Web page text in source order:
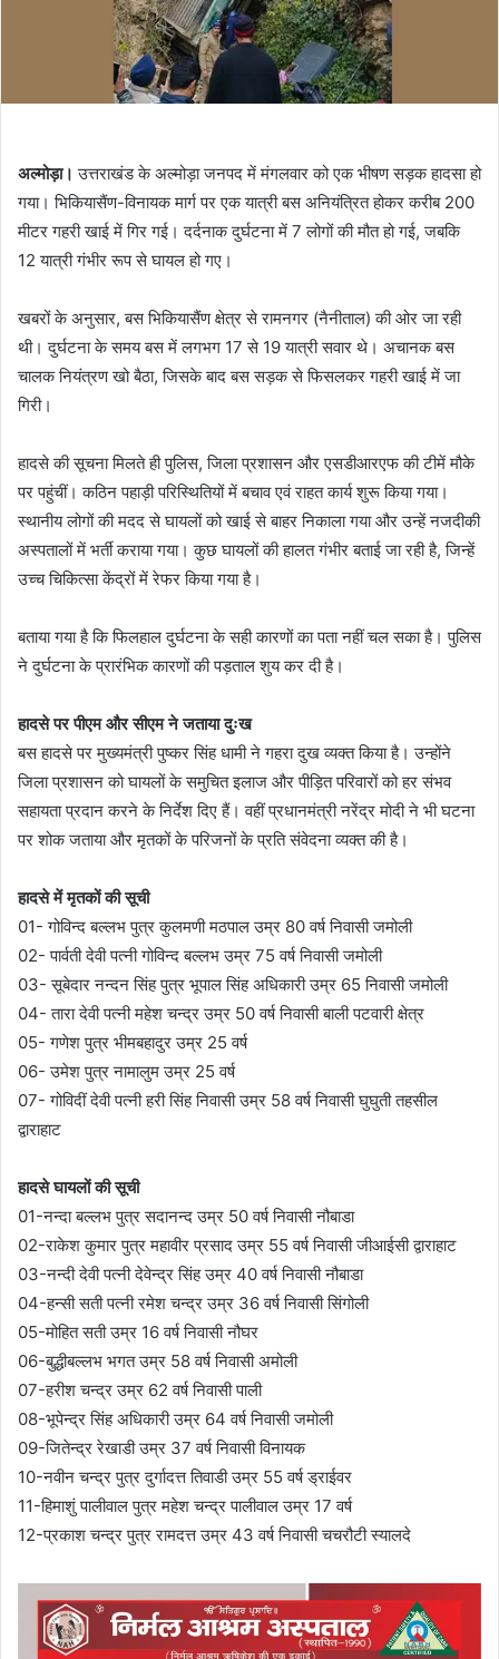
अल्मोड़ा। उत्तराखंड के अल्मोड़ा जनपद में मंगलवार को एक भीषण सड़क हादसा हो
गया। भिकियासैंण-विनायक मार्ग पर एक यात्री बस अनियंत्रित होकर करीब 200
मीटर गहरी खाई में गिर गई। दर्दनाक दुर्घटना में 7 लोगों की मौत हो गई, जबकि
12 यात्री गंभीर रूप से घायल हो गए।
खबरों के अनुसार, बस भिकियासैंण क्षेत्र से रामनगर (नैनीताल) की ओर जा रही
थी। दुर्घटना के समय बस में लगभग 17 से 19 यात्री सवार थे। अचानक बस
चालक नियंत्रण खो बैठा, जिसके बाद बस सड़क से फिसलकर गहरी खाई में जा
गिरी।
हादसे की सूचना मिलते ही पुलिस, जिला प्रशासन और एसडीआरएफ की टीमें मौके
पर पहुंचीं। कठिन पहाड़ी परिस्थितियों में बचाव एवं राहत कार्य शुरू किया गया।
स्थानीय लोगों की मदद से घायलों को खाई से बाहर निकाला गया और उन्हें नजदीकी
अस्पतालों में भर्ती कराया गया। कुछ घायलों की हालत गंभीर बताई जा रही है, जिन्हें
उच्च चिकित्सा केंद्रों में रेफर किया गया है।
बताया गया है कि फिलहाल दुर्घटना के सही कारणों का पता नहीं चल सका है। पुलिस
ने दुर्घटना के प्रारंभिक कारणों की पड़ताल शुय कर दी है।
हादसे पर पीएम और सीएम ने जताया दुःख
बस हादसे पर मुख्यमंत्री पुष्कर सिंह धामी ने गहरा दुख व्यक्त किया है। उन्होंने
जिला प्रशासन को घायलों के समुचित इलाज और पीड़ित परिवारों को हर संभव
सहायता प्रदान करने के निर्देश दिए हैं। वहीं प्रधानमंत्री नरेंद्र मोदी ने भी घटना
पर शोक जताया और मृतकों के परिजनों के प्रति संवेदना व्यक्त की है।
हादसे में मृतकों की सूची
01- गोविन्द बल्लभ पुत्र कुलमणी मठपाल उम्र 80 वर्ष निवासी जमोली
02- पार्वती देवी पत्नी गोविन्द बल्लभ उम्र 75 वर्ष निवासी जमोली
03- सूबेदार नन्दन सिंह पुत्र भूपाल सिंह अधिकारी उम्र 65 निवासी जमोली
04- तारा देवी पत्नी महेश चन्द्र उम्र 50 वर्ष निवासी बाली पटवारी क्षेत्र
05- गणेश पुत्र भीमबहादुर उम्र 25 वर्ष
06- उमेश पुत्र नामालुम उम्र 25 वर्ष
07- गोविदीं देवी पत्नी हरी सिंह निवासी उम्र 58 वर्ष निवासी घुघुती तहसील
द्वाराहाट
हादसे घायलों की सूची
01-नन्दा बल्लभ पुत्र सदानन्द उम्र 50 वर्ष निवासी नौबाडा
02-राकेश कुमार पुत्र महावीर प्रसाद उम्र 55 वर्ष निवासी जीआईसी द्वाराहाट
03-नन्दी देवी पत्नी देवेन्द्र सिंह उम्र 40 वर्ष निवासी नौबाडा
04-हन्सी सती पत्नी रमेश चन्द्र उम्र 36 वर्ष निवासी सिंगोली
05-मोहित सती उम्र 16 वर्ष निवासी नौघर
06-बुद्धीबल्लभ भगत उम्र 58 वर्ष निवासी अमोली
07-हरीश चन्द्र उम्र 62 वर्ष निवासी पाली
08-भूपेन्द्र सिंह अधिकारी उम्र 64 वर्ष निवासी जमोली
09-जितेन्द्र रेखाडी उम्र 37 वर्ष निवासी विनायक
10-नवीन चन्द्र पुत्र दुर्गादत्त तिवाडी उम्र 55 वर्ष ड्राईवर
11-हिमाशुं पालीवाल पुत्र महेश चन्द्र पालीवाल उम्र 17 वर्ष
12-प्रकाश चन्द्र पुत्र रामदत्त उम्र 43 वर्ष निवासी चचरौटी स्यालदे